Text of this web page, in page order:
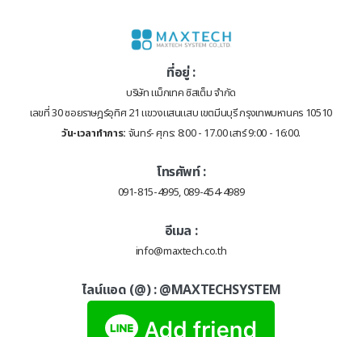
ที่อยู่ :
บริษัท แม็กเทค ซิสเต็ม จำกัด
เลขที่ 30 ซอยราษฎร์อุทิศ 21 แขวงแสนแสบ เขตมีนบุรี กรุงเทพมหานคร 10510
วัน-เวลาทำการ: จันทร์- ศุกร: 8:00 - 17.00 เสาร์ 9:00 - 16:00.
โทรศัพท์ :
091-815-4995, 089-454-4989
อีเมล :
info@maxtech.co.th
ไลน์แอด (@) :@MAXTECHSYSTEM